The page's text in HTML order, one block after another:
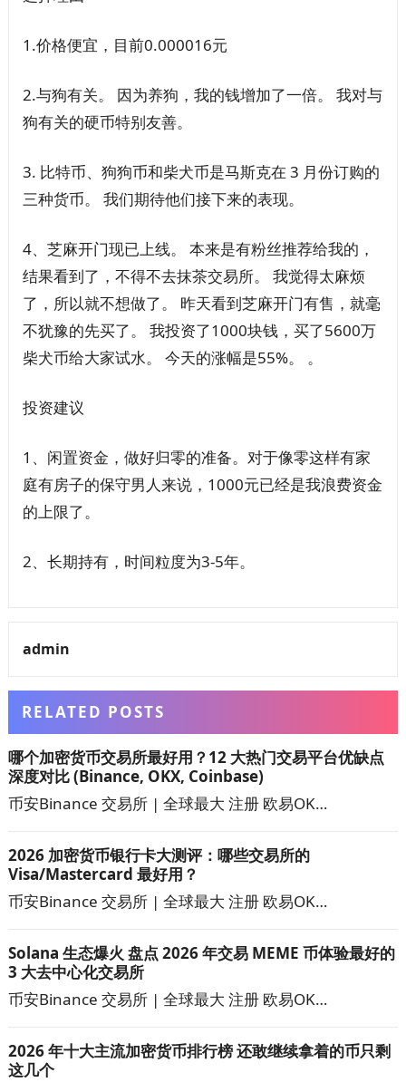
1.价格便宜，目前0.000016元
2.与狗有关。 因为养狗，我的钱增加了一倍。 我对与
狗有关的硬币特别友善。
3. 比特币、狗狗币和柴犬币是马斯克在 3 月份订购的
三种货币。 我们期待他们接下来的表现。
4、芝麻开门现已上线。 本来是有粉丝推荐给我的，
结果看到了，不得不去抹茶交易所。 我觉得太麻烦
了，所以就不想做了。 昨天看到芝麻开门有售，就毫
不犹豫的先买了。 我投资了1000块钱，买了5600万
柴犬币给大家试水。 今天的涨幅是55%。 。
投资建议
1、闲置资金，做好归零的准备。对于像零这样有家
庭有房子的保守男人来说，1000元已经是我浪费资金
的上限了。
2、长期持有，时间粒度为3-5年。
admin
RELATED POSTS
哪个加密货币交易所最好用？12 大热门交易平台优缺点
深度对比 (Binance, OKX, Coinbase)
币安Binance 交易所 | 全球最大 注册 欧易OK…
2026 加密货币银行卡大测评：哪些交易所的
Visa/Mastercard 最好用？
币安Binance 交易所 | 全球最大 注册 欧易OK…
Solana 生态爆火 盘点 2026 年交易 MEME 币体验最好的
3 大去中心化交易所
币安Binance 交易所 | 全球最大 注册 欧易OK…
2026 年十大主流加密货币排行榜 还敢继续拿着的币只剩
这几个